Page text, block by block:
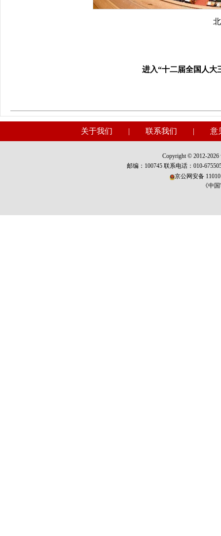
进入“十二届全国人大
关于我们 | 联系我们 | 意
Copyright © 2012-2026
邮编：100745 联系电话：010-
京公网安备
《中